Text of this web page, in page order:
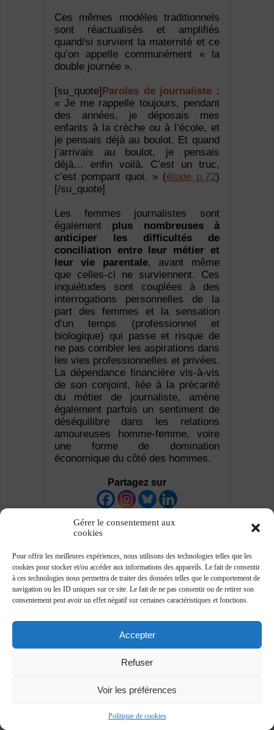
Gérer le consentement aux
cookies
Pour offrir les meilleures expériences, nous utilisons des technologies telles que les
cookies pour stocker et/ou accéder aux informations des appareils. Le fait de consentir
à ces technologies nous permettra de traiter des données telles que le comportement de
navigation ou les ID uniques sur ce site. Le fait de ne pas consentir ou de retirer son
consentement peut avoir un effet négatif sur certaines caractéristiques et fonctions.
Accepter
Refuser
Voir les préférences
Politique de cookies
Ces mêmes modèles traditionnels
sont réactualisés et amplifiés
quand/si survient la maternité et ce
qu’on appelle communément « la
double journée ».
[su_quote] Paroles de journaliste :
« Je me rappelle toujours, pendant
des années, je déposais mes
enfants à la crèche ou à l’école, et
je pensais déjà au boulot. Et quand
j’arrivais au boulot, je pensais
déjà… enfin voilà. C’est un truc,
c’est pompant quoi. » (étude p.72)
[/su_quote]
Les femmes journalistes sont
également plus nombreuses à
anticiper les difficultés de
conciliation entre leur métier et
leur vie parentale, avant même
que celles-ci ne surviennent. Ces
inquiétudes sont couplées à des
interrogations personnelles de la
part des femmes et la sensation
d’un temps (professionnel et
biologique) qui passe et risque de
ne pas combler les aspirations dans
les vies professionnelles et privées.
La dépendance financière vis-à-vis
de son conjoint, liée à la précarité
du métier de journaliste, amène
également parfois un sentiment de
déséquilibre dans les relations
amoureuses homme-femme, voire
une forme de domination
économique du côté des hommes.
Partagez sur